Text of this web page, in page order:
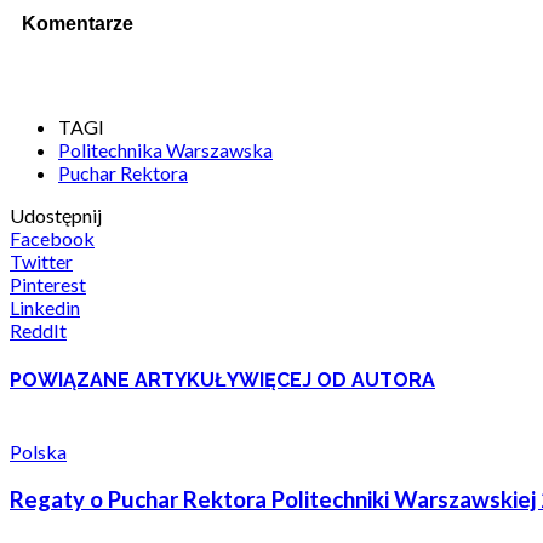
Komentarze
TAGI
Politechnika Warszawska
Puchar Rektora
Udostępnij
Facebook
Twitter
Pinterest
Linkedin
ReddIt
POWIĄZANE ARTYKUŁYWIĘCEJ OD AUTORA
Polska
Regaty o Puchar Rektora Politechniki Warszawskiej